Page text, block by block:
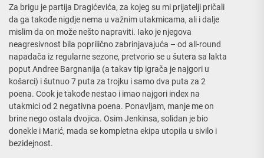
Za brigu je partija Dragićevića, za kojeg su mi prijatelji pričali
da ga takođe nigdje nema u važnim utakmicama, ali i dalje
mislim da on može nešto napraviti. Iako je njegova
neagresivnost bila poprilično zabrinjavajuća – od all-round
napadača iz regularne sezone, pretvorio se u šutera sa lakta
poput Andree Bargnanija (a takav tip igrača je najgori u
košarci) i šutnuo 7 puta za trojku i samo dva puta za 2
poena. Cook je takođe nestao i imao najgori index na
utakmici od 2 negativna poena. Ponavljam, manje me on
brine nego ostala dvojica. Osim Jenkinsa, solidan je bio
donekle i Marić, mada se kompletna ekipa utopila u sivilo i
bezidejnost.